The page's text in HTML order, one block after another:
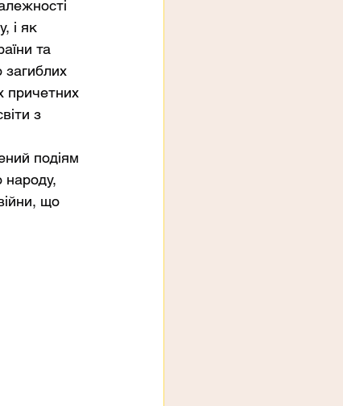
і як
та
загиблих
причетних
з
подіям
народу,
що